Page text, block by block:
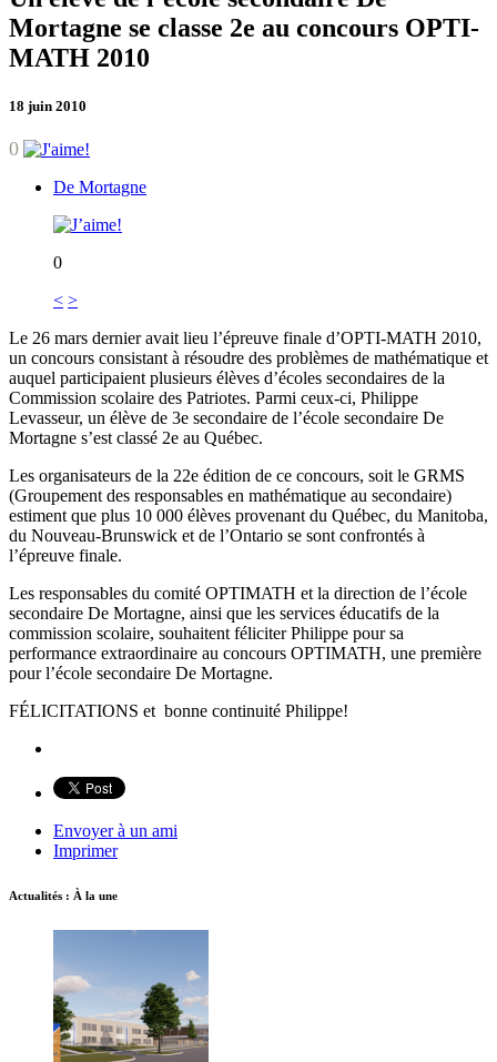
Mortagne se classe 2e au concours OPTI-
MATH 2010
18 juin 2010
0
De Mortagne
0
< >
Le 26 mars dernier avait lieu l’épreuve finale d’OPTI-MATH 2010,
un concours consistant à résoudre des problèmes de mathématique et
auquel participaient plusieurs élèves d’écoles secondaires de la
Commission scolaire des Patriotes. Parmi ceux-ci, Philippe
Levasseur, un élève de 3e secondaire de l’école secondaire De
Mortagne s’est classé 2e au Québec.
Les organisateurs de la 22e édition de ce concours, soit le GRMS
(Groupement des responsables en mathématique au secondaire)
estiment que plus 10 000 élèves provenant du Québec, du Manitoba,
du Nouveau-Brunswick et de l’Ontario se sont confrontés à
l’épreuve finale.
Les responsables du comité OPTIMATH et la direction de l’école
secondaire De Mortagne, ainsi que les services éducatifs de la
commission scolaire, souhaitent féliciter Philippe pour sa
performance extraordinaire au concours OPTIMATH, une première
pour l’école secondaire De Mortagne.
FÉLICITATIONS et bonne continuité Philippe!
Envoyer à un ami
Imprimer
Actualités : À la une